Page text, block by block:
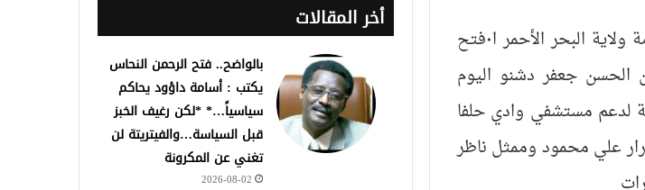
دشن وزير الصحة الاتحادي د٠هيثم محمد إبراهيم و امين عام حكومة ولاية البحر الأحمر ا٠فتح
الحسن جعفر دشنو اليوم
لدعم مستشفي وادي حلفا
علي محمود وممثل ناظر
أخر المقالات
بالواضح.. فتح الرحمن النحاس
يكتب : أسامة داؤود يحاكم
سياسياً…* *لكن رغيف الخبز
قبل السياسة…والفيتريتة لن
تغني عن المكرونة
2026-08-02